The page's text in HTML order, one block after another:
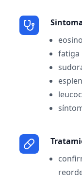
fatiga